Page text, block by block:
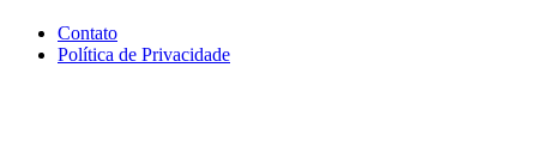
Contato
Política de Privacidade